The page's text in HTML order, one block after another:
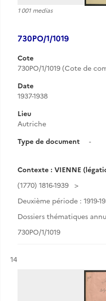
1 001 medias
730PO/1/1019
Cote
730PO/1/1019 (Cote de
Date
1937-1938
Lieu
Autriche
Type de document
-
Contexte : VIENNE
(1770) 1816-1939
Deuxième période : 1919-
Dossiers thématiques
730PO/1/1019
Résultat n°
14